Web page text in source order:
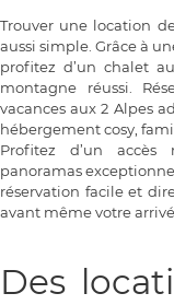
Trouver une location
aussi simple. Grâce à
profitez d’un chalet
montagne réussi.
vacances aux 2 Alpes
hébergement cosy,
Profitez d’un accès
panoramas
réservation facile et
avant même votre
Des